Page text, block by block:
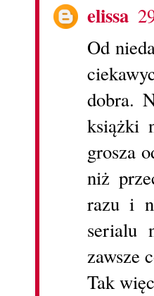
elissa
Od
dobra.
książki
grosza
niż
razu i
serialu
zawsze
Tak